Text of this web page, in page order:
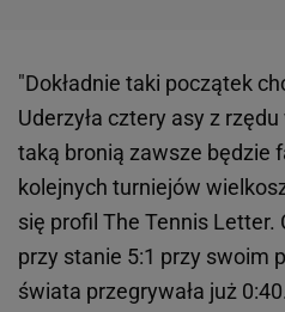
"Dokładnie taki początek
Uderzyła cztery asy z
taką bronią zawsze będzie
kolejnych turniejów
się profil The Tennis
przy stanie 5:1 przy swoim
świata przegrywała już